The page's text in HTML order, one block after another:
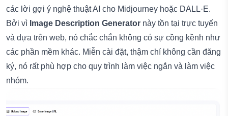
các lời gợi ý nghệ thuật AI cho Midjourney hoặc DALL·E.
Bởi vì Image Description Generator này tồn tại trực tuyến
và dựa trên web, nó chắc chắn không có sự cồng kềnh như
các phần mềm khác. Miễn cài đặt, thậm chí không cần đăng
ký, nó rất phù hợp cho quy trình làm việc ngắn và làm việc
nhóm.